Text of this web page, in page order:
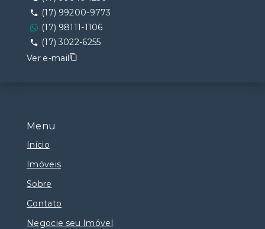
Menu
Início
Imóveis
Sobre
Contato
Negocie seu Imóvel
(17) 99200-9773
(17) 98111-1106
(17) 3022-6255
Ver e-mail